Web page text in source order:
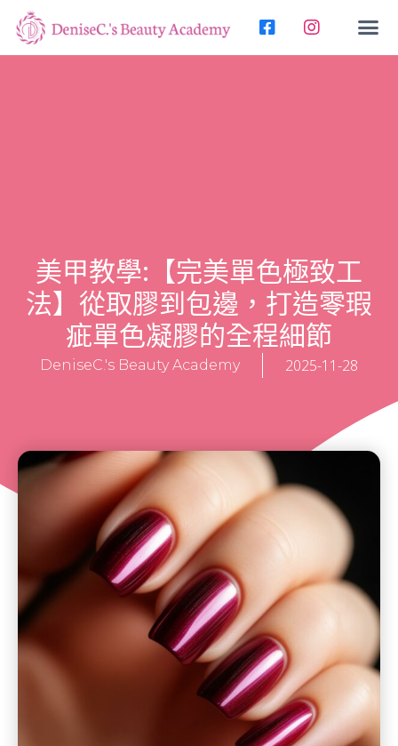
美甲教學:【完美單色極致工
法】從取膠到包邊，打造零瑕
疵單色凝膠的全程細節
DeniseC.'s Beauty Academy 2025-11-28